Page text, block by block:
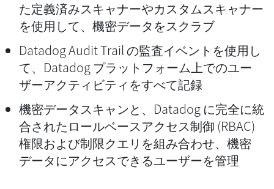
た定義済みスキャナーやカスタムスキャナー
を使用して、機密データをスクラブ
Datadog Audit Trailの監査イベントを使用し
て、Datadog プラットフォーム上でのユー
ザーアクティビティをすべて記録
機密データスキャンと、Datadog に完全に統
合されたロールベースアクセス制御 (RBAC)
権限および制限クエリを組み合わせ、機密
データにアクセスできるユーザーを管理